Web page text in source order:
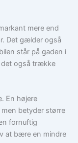
mere end
Det gælder også
står på gaden i
det også trække
En højere
betyder større
fornuftig
at bære en mindre